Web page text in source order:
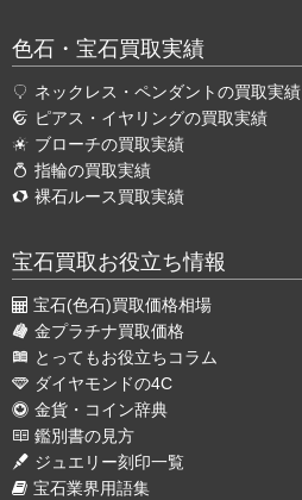
色石・宝石買取実績
ネックレス・ペンダントの買取実績
ピアス・イヤリングの買取実績
ブローチの買取実績
指輪の買取実績
裸石ルース買取実績
宝石買取お役立ち情報
宝石(色石)買取価格相場
金プラチナ買取価格
とってもお役立ちコラム
ダイヤモンドの4C
金貨・コイン辞典
鑑別書の見方
ジュエリー刻印一覧
宝石業界用語集